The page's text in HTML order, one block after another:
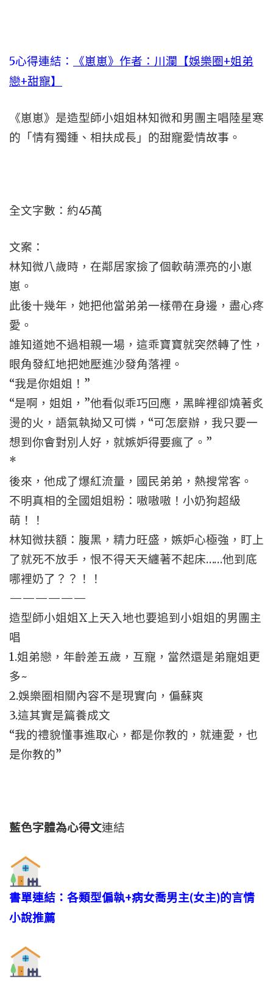
5心得連結：
《崽崽》作者：川瀾【娛樂圈+姐弟
戀+甜寵】
《崽崽》是造型師小姐姐林知微和男團主唱陸星寒
的「情有獨鍾、相扶成長」的甜寵愛情故事。
全文字數：約45萬
文案：
林知微八歲時，在鄰居家撿了個軟萌漂亮的小崽
崽。
此後十幾年，她把他當弟弟一樣帶在身邊，盡心疼
愛。
誰知道她不過相親一場，這乖寶寶就突然轉了性，
眼角發紅地把她壓進沙發角落裡。
“我是你姐姐！”
“是啊，姐姐，”他看似乖巧回應，黑眸裡卻燒著炙
燙的火，語氣執拗又可憐，“可怎麼辦，我只要一
想到你會對別人好，就嫉妒得要瘋了。”
*
後來，他成了爆紅流量，國民弟弟，熱搜常客。
不明真相的全國姐姐粉：嗷嗷嗷！小奶狗超級
萌！！
林知微扶額：腹黑，精力旺盛，嫉妒心極強，盯上
了就死不放手，恨不得天天纏著不起床……他到底
哪裡奶了？？！！
——————
造型師小姐姐X上天入地也要追到小姐姐的男團主
唱
1.姐弟戀，年齡差五歲，互寵，當然還是弟寵姐更
多~
2.娛樂圈相關內容不是現實向，偏蘇爽
3.這其實是篇養成文
“我的禮貌懂事進取心，都是你教的，就連愛，也
是你教的”
藍色字體為心得文連結
書單連結：各類型偏執+病女喬男主(女主)的言情
小說推薦